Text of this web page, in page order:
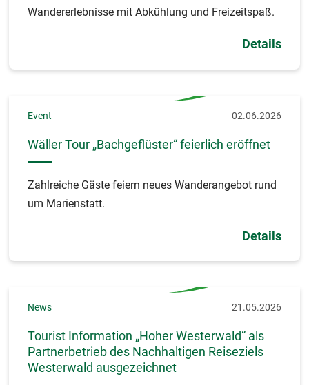
Wandererlebnisse mit Abkühlung und Freizeitspaß.
Details
Event 02.06.2026
Wäller Tour „Bachgeflüster“ feierlich eröffnet
Zahlreiche Gäste feiern neues Wanderangebot rund
um Marienstatt.
Details
News 21.05.2026
Tourist Information „Hoher Westerwald“ als
Partnerbetrieb des Nachhaltigen Reiseziels
Westerwald ausgezeichnet